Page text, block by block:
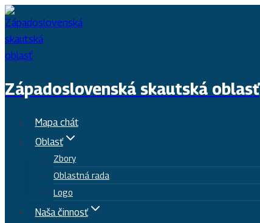
Skip
to
content
Západoslovenská skautská oblasť
Mapa chát
Oblasť
Zbory
Oblastná rada
Logo
Naša činnosť